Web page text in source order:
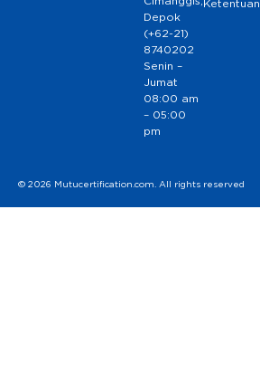
Depok
(+62-21)
8740202
Senin –
Jumat
08:00 am
– 05:00
pm
Ketentuan
© 2026 Mutucertification.com. All rights reserved